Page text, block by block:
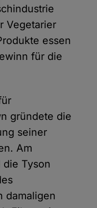
Vegetarier
essen
für die
gründete die
seiner
Am
Tyson
damaligen